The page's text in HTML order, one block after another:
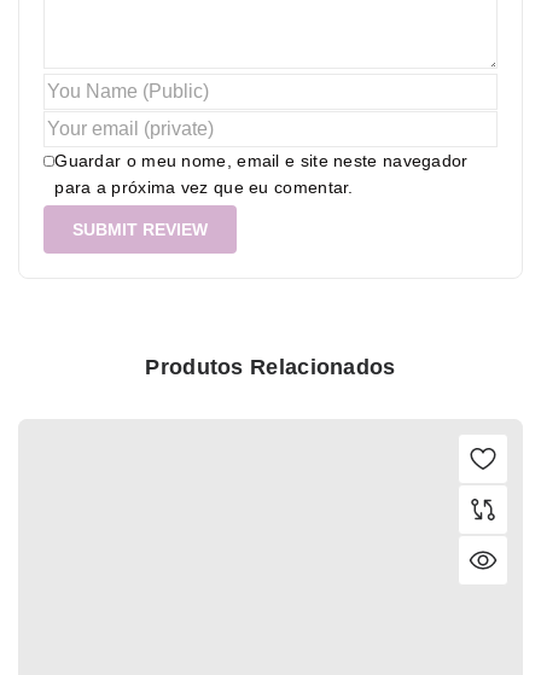
Guardar o meu nome, email e site neste navegador
para a próxima vez que eu comentar.
Produtos Relacionados